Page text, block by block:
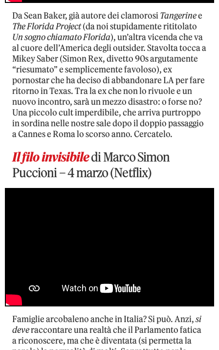
Da Sean Baker, già autore dei clamorosiTangerinee
The Florida Project(da noi stupidamente rititolato
Un sogno chiamato Florida), un’altra vicenda che va
al cuore dell’America degli outsider. Stavolta tocca a
Mikey Saber (Simon Rex, divetto 90s argutamente
“riesumato” e semplicemente favoloso), ex
pornostar che ha deciso di abbandonare LA per fare
ritorno in Texas. Tra la ex che non lo rivuole e un
nuovo incontro, sarà un mezzo disastro: o forse no?
Una piccolo cult imperdibile, che arriva purtroppo
in sordina nelle nostre sale dopo il doppio passaggio
a Cannes e Roma lo scorso anno. Cercatelo.
Il filo invisibiledi Marco Simon
Puccioni – 4 marzo (Netflix)
Famiglie arcobaleno anche in Italia? Si può. Anzi,si
deveraccontare una realtà che il Parlamento fatica
a riconoscere, ma che è diventata (si permetta la